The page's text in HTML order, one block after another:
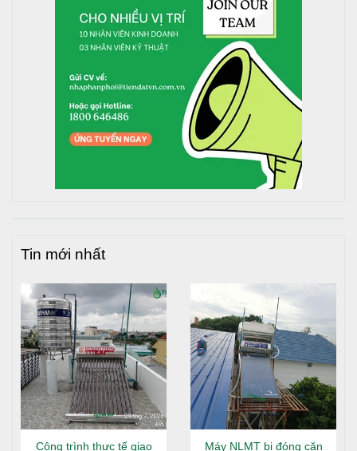
Chọn vị trí mặt phẳng, chắc chắn, chịu được tải
trọng của bồn khi đầy nước.
Đảm bảo phần chân đế tiếp xúc tốt với mặt phẳng cố
Tránh lắp đặt gần đường điện, cây lớn hoặc sát mép
tường để đảm bảo an toàn.
Bước 2: Chuẩn bị dụng cụ lắp đặt
Dụng cụ cần thiết: kìm điện, kìm mỏ vịt, kìm nước,
cút kép mang sông, cờ lê, băng tan, tua vít, ốc vít,
Xác nhận bồn nước inox Toàn Mỹ chính hãng với
logo dập nổi trên nắp bồn.
Kiểm tra tem bảo hành để đảm bảo quyền lợi khi sử
dụng.
Bước 4: Đặt chân đế vào vị trí định sẵn
Đặt chân đế vào vị trí lắp đặt trên mặt phẳng, đảm
bảo các chân tiếp xúc đồng đều.
Tin mới nhất
Công trình thực tế giao
Máy NLMT bị đóng cặn